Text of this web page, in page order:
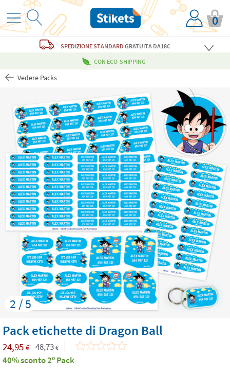
0
SPEDIZIONE STANDARD GRATUITADA18€
CON ECO-SHIPPING
Vedere Packs
2 / 5
Pack etichette di Dragon Ball
24,95 € 48,73 €
40% sconto 2º Pack